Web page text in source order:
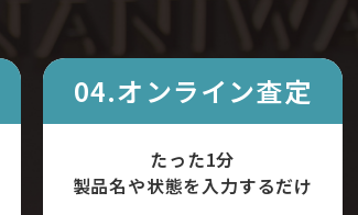
04.オンライン査定
たった1分
製品名や状態を入力するだけ